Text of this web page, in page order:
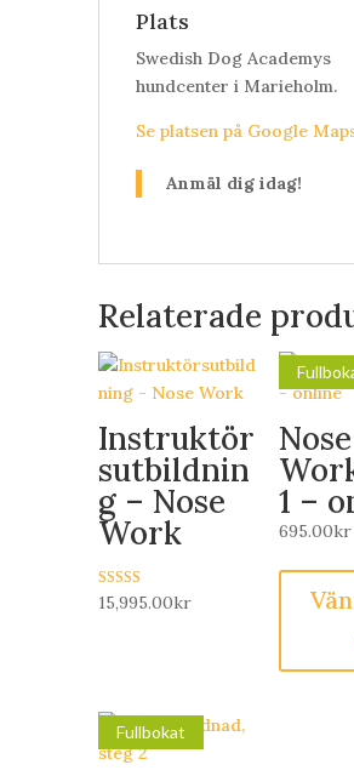
Plats
Swedish Dog Academys
hundcenter i Marieholm.
Se platsen på Google
Anmäl dig idag!
Relaterade
Instruktör
sutbildnin
g – Nose
Work
Betygsatt
5.00
15,995.00kr
Nose
1 –
695.00kr
Fullbokat